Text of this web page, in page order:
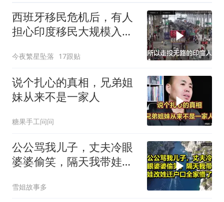
西班牙移民危机后，有人
担心印度移民大规模入侵
今夜繁星坠落 17跟贴
说个扎心的真相，兄弟姐
妹从来不是一家人
糖果手工问问
公公骂我儿子，丈夫冷眼
婆婆偷笑，隔天我带娃改
雪姐故事多